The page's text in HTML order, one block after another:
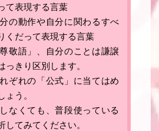
て表現する言葉
の動作や自分に関わるすべ
くだって表現する言葉
敬語」、自分のことは謙譲
っきり区別します。
ぞれの「公式」に当てはめ
ょう。
なくても、普段使っている
してみてください。